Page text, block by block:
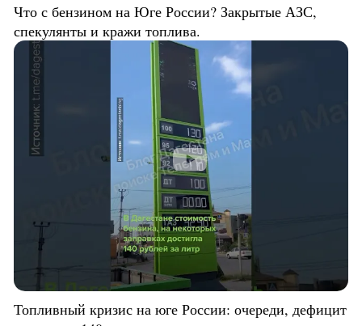
Что с бензином на Юге России? Закрытые АЗС,
спекулянты и кражи топлива.
Топливный кризис на юге России: очереди, дефицит